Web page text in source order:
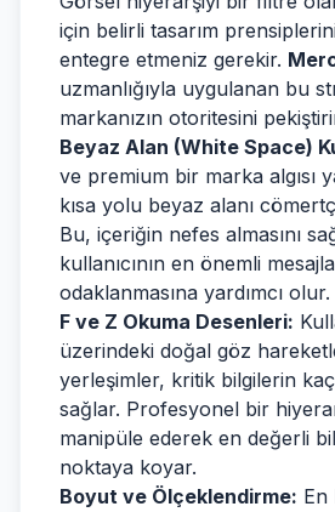
için belirli tasarım
entegre etmeniz gerekir.
uzmanlığıyla uygulanan bu
markanızın otoritesini
Beyaz Alan (White Space)
ve premium bir marka algısı
kısa yolu beyaz alanı
Bu, içeriğin nefes almasını
kullanıcının en önemli
odaklanmasına yardımcı olur.
F ve Z Okuma Desenleri:
üzerindeki doğal göz
yerleşimler, kritik bilgilerin
sağlar. Profesyonel bir
manipüle ederek en değerli
noktaya koyar.
Boyut ve Ölçeklendirme: En